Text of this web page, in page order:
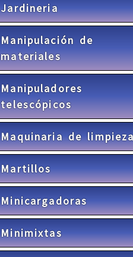
Jardineria
Manipulación de
materiales
Manipuladores
telescópicos
Maquinaria de
Martillos
Minicargadoras
Minimixtas